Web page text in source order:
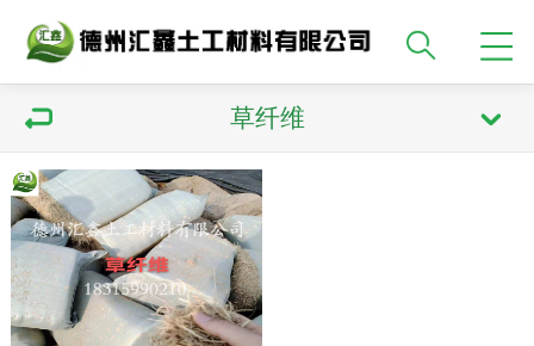
草纤维